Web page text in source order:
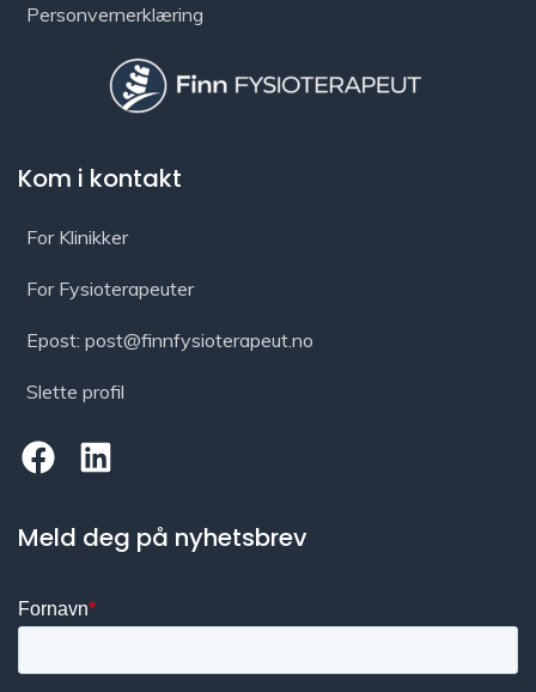
Personvernerklæring
Kom i kontakt
For Klinikker
For Fysioterapeuter
Epost: post@finnfysioterapeut.no
Slette profil
Meld deg på nyhetsbrev